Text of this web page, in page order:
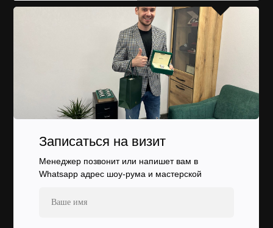
Записаться на визит
Менеджер позвонит или напишет вам в
Whatsapp адрес шоу-рума и мастерской